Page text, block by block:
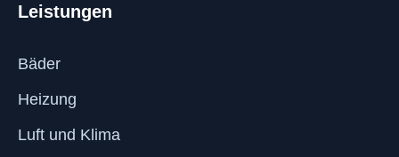
Leistungen
Bäder
Heizung
Luft und Klima